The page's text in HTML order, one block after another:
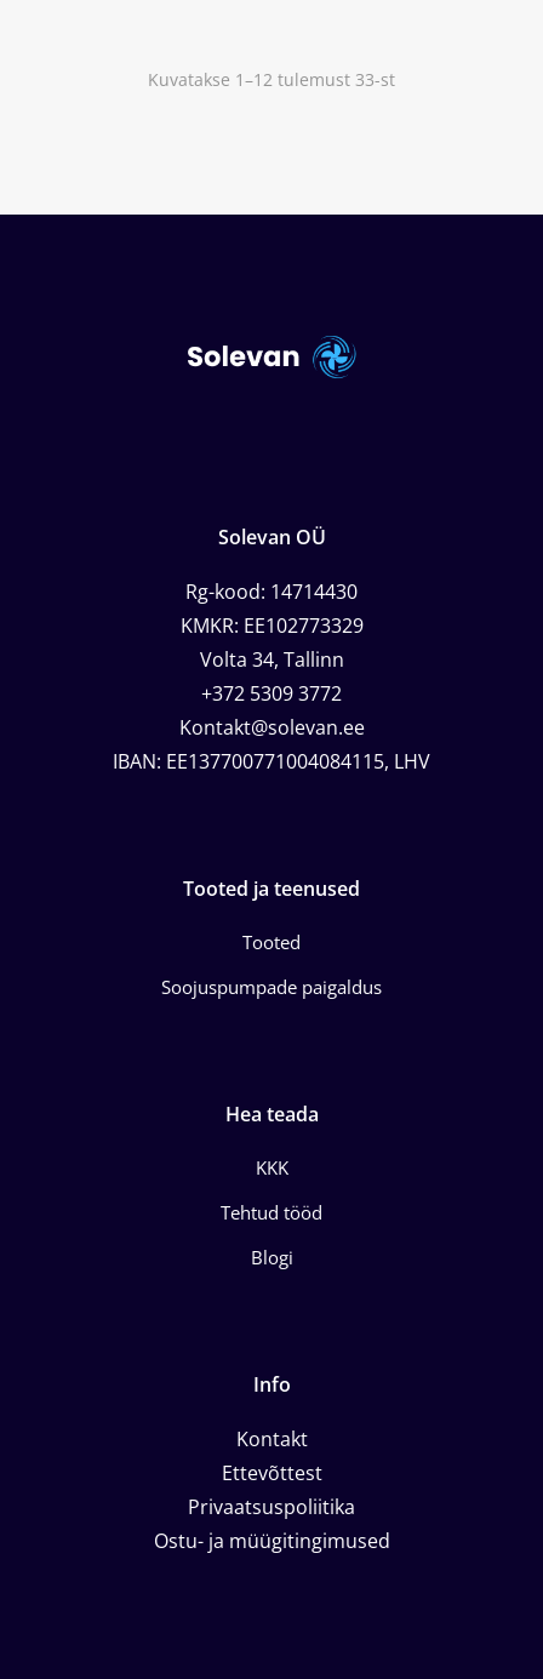
Kuvatakse 1–12 tulemust 33-st
Solevan OÜ
Rg-kood: 14714430
KMKR: EE102773329
Volta 34, Tallinn
+372 5309 3772
Kontakt@solevan.ee
IBAN: EE137700771004084115, LHV
Tooted ja teenused
Tooted
Soojuspumpade paigaldus
Hea teada
KKK
Tehtud tööd
Blogi
Info
Kontakt
Ettevõttest
Privaatsuspoliitika
Ostu- ja müügitingimused